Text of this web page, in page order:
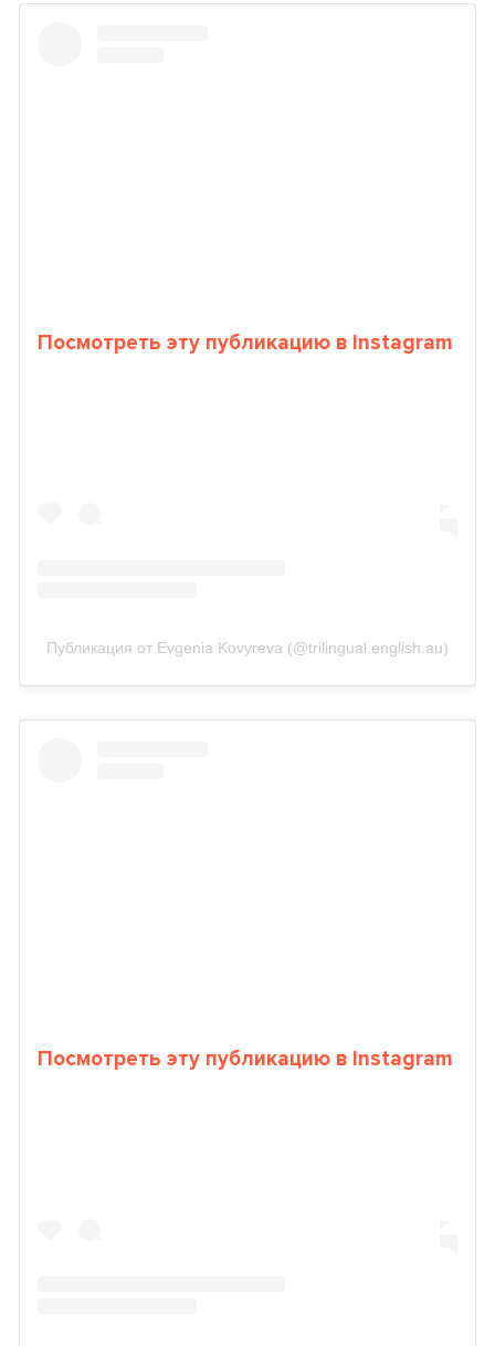
Посмотреть эту публикацию в Instagram
Публикация от Evgenia Kovyreva (@trilingual.english.au)
Посмотреть эту публикацию в Instagram